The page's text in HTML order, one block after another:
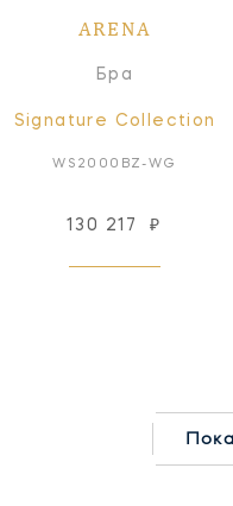
ARENA
Бра
Signature Collection
WS2000BZ-WG
130 217 ₽